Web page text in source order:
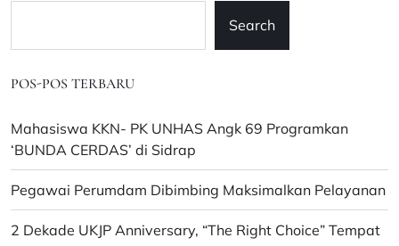
Search
POS-POS TERBARU
Mahasiswa KKN- PK UNHAS Angk 69 Programkan
‘BUNDA CERDAS’ di Sidrap
Pegawai Perumdam Dibimbing Maksimalkan Pelayanan
2 Dekade UKJP Anniversary, “The Right Choice” Tempat